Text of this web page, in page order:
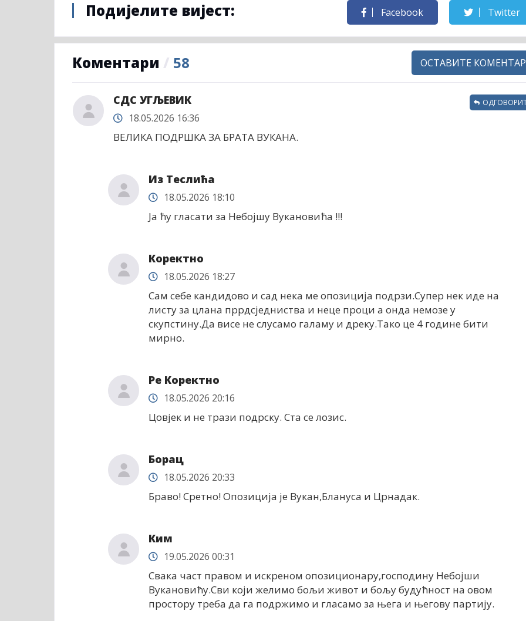
Подијелите вијест: Facebook Twitter
Коментари / 58 ОСТАВИТЕ КОМЕНТАР
СДС УГЉЕВИК
18.05.2026 16:36
ВЕЛИКА ПОДРШКА ЗА БРАТА ВУКАНА.
Из Теслића
18.05.2026 18:10
Ја ћу гласати за Небојшу Вукановића !!!
Коректно
18.05.2026 18:27
Сам себе кандидово и сад нека ме опозиција подрзи.Супер нек иде на
листу за цлана пррдсједниства и неце проци а онда немозе у
скупстину.Да висе не слусамо галаму и дреку.Тако це 4 године бити
мирно.
Ре Коректно
18.05.2026 20:16
Цовјек и не трази подрску. Ста се лозис.
Борац
18.05.2026 20:33
Браво! Сретно! Опозиција је Вукан,Блануса и Црнадак.
Ким
19.05.2026 00:31
Свака част правом и искреном опозиционару,господину Небојши
Вукановићу.Сви који желимо бољи живот и бољу будућност на овом
простору треба да га подржимо и гласамо за њега и његову партију.